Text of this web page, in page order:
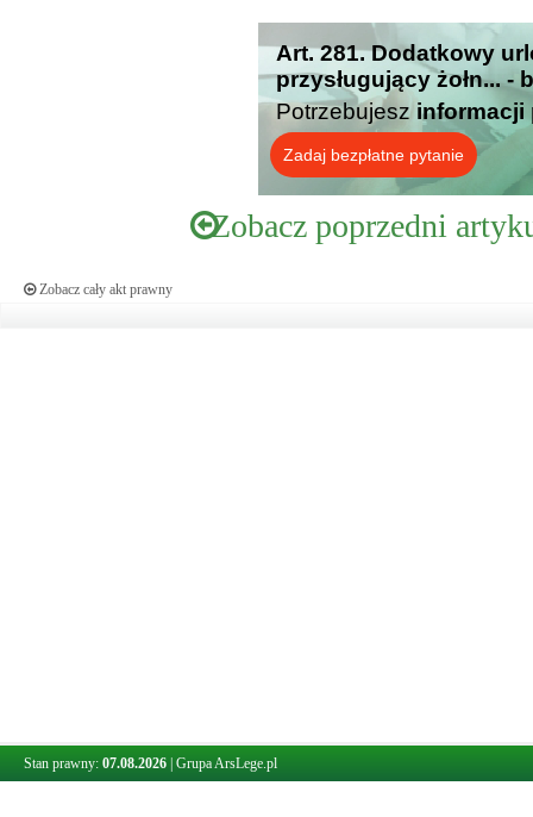
Art. 281. Dodatkowy
przysługujący żołn... -
Potrzebujesz informacji
Zadaj bezpłatne pytanie
Zobacz poprzedni
Zobacz cały akt prawny
Stan prawny: 07.08.2026 Grupa ArsLege.pl